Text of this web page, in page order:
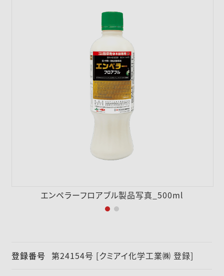
English
エンペラーフロアブル製品写真_500ml
登録番号 第24154号 [クミアイ化学工業㈱ 登録]